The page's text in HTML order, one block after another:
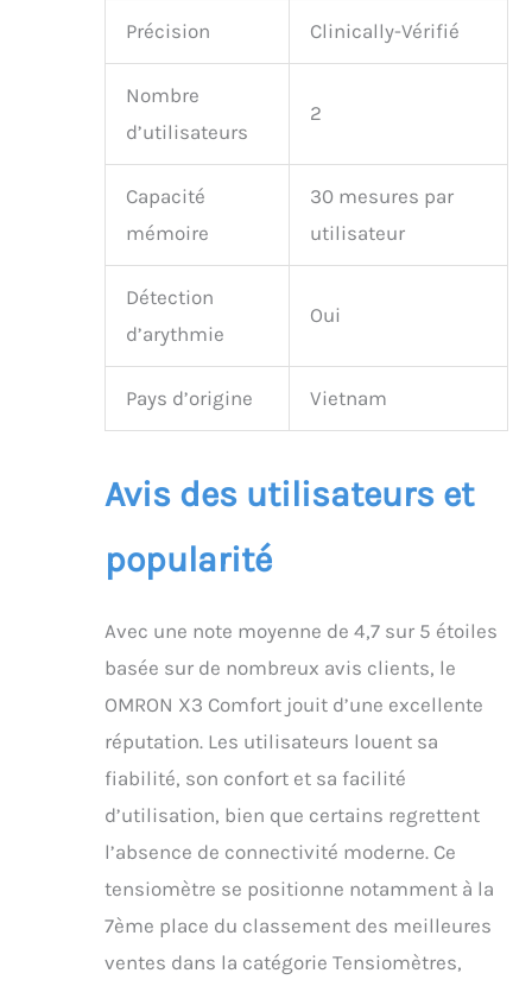
Précision Clinically-Vérifié
Nombre
d’utilisateurs
2
Capacité
mémoire
30 mesures par
utilisateur
Détection
d’arythmie
Oui
Pays d’origine Vietnam
Avis des utilisateurs et
popularité
Avec une note moyenne de 4,7 sur 5 étoiles
basée sur de nombreux avis clients, le
OMRON X3 Comfort jouit d’une excellente
réputation. Les utilisateurs louent sa
fiabilité, son confort et sa facilité
d’utilisation, bien que certains regrettent
l’absence de connectivité moderne. Ce
tensiomètre se positionne notamment à la
7ème place du classement des meilleures
ventes dans la catégorie Tensiomètres,